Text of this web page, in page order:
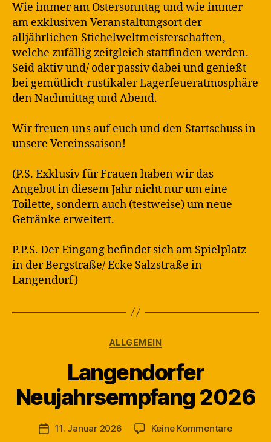
Wie immer am Ostersonntag und wie immer
am exklusiven Veranstaltungsort der
alljährlichen Stichelweltmeisterschaften,
welche zufällig zeitgleich stattfinden werden.
Seid aktiv und/ oder passiv dabei und genießt
bei gemütlich-rustikaler Lagerfeueratmosphäre
den Nachmittag und Abend.
Wir freuen uns auf euch und den Startschuss in
unsere Vereinssaison!
(P.S. Exklusiv für Frauen haben wir das
Angebot in diesem Jahr nicht nur um eine
Toilette, sondern auch (testweise) um neue
Getränke erweitert.
P.P.S. Der Eingang befindet sich am Spielplatz
in der Bergstraße/ Ecke Salzstraße in
Langendorf)
Kategorien
ALLGEMEIN
Langendorfer
Neujahrsempfang 2026
Beitragsautor
V
o
n
a
Veröffentlichungsdatum
11. Januar 2026 Keine Kommentarezu